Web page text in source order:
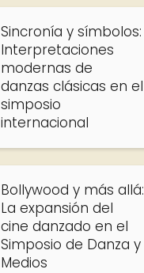
Sincronía y símbolos:
Interpretaciones
modernas de
danzas clásicas en el
simposio
internacional
Bollywood y más allá:
La expansión del
cine danzado en el
Simposio de Danza y
Medios